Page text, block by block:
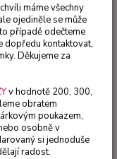
plnokvětá) - cena na
(Voskovka
máme všechny
ojediněle se může
případě odečteme
dopředu kontaktovat,
Děkujeme za
v hodnotě 200, 300,
obratem
poukazem,
osobně v
si jednoduše
radost.